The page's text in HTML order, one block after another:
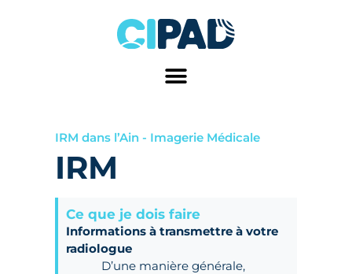
IRM dans l’Ain - Imagerie Médicale
IRM
Ce que je dois faire
Informations à transmettre à votre
radiologue
D’une manière générale,